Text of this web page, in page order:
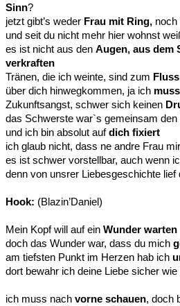
Sinn?
jetzt gibt’s weder Frau mit Ring, noch
und seit du nicht mehr hier wohnst
es ist nicht aus den Augen, aus dem
verkraften
Tränen, die ich weinte, sind zum
über dich hinwegkommen, ja ich
Zukunftsangst, schwer sich keinen
das Schwerste war`s gemeinsam den
und ich bin absolut aufdich fixiert
ich glaub nicht, dass ne andre Frau
es ist schwer vorstellbar, auch wenn
denn von unsrer Liebesgeschichte lief
Hook: (Blazin’Daniel)
Mein Kopf will auf ein Wunder warten
doch das Wunder war, dass du mich
am tiefsten Punkt im Herzen hab ich
dort bewahr ich deine Liebe sicher wie
ich muss nach vorne schauen, doch